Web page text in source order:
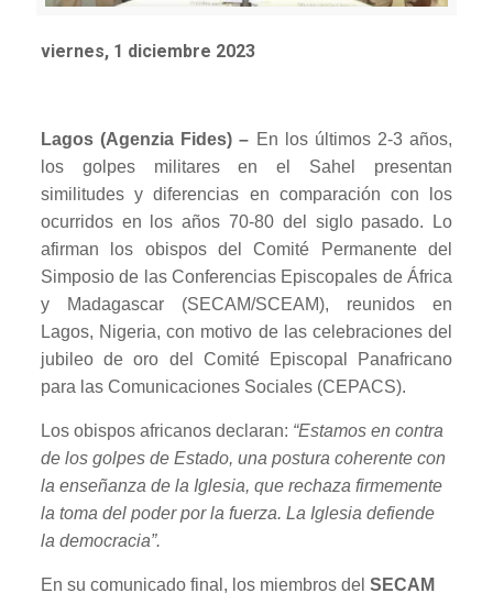
viernes, 1 diciembre 2023
Lagos (Agenzia Fides) – En los últimos 2-3 años,
los golpes militares en el Sahel presentan
similitudes y diferencias en comparación con los
ocurridos en los años 70-80 del siglo pasado. Lo
afirman los obispos del Comité Permanente del
Simposio de las Conferencias Episcopales de África
y Madagascar (SECAM/SCEAM), reunidos en
Lagos, Nigeria, con motivo de las celebraciones del
jubileo de oro del Comité Episcopal Panafricano
para las Comunicaciones Sociales (CEPACS).
Los obispos africanos declaran: “Estamos en contra
de los golpes de Estado, una postura coherente con
la enseñanza de la Iglesia, que rechaza firmemente
la toma del poder por la fuerza. La Iglesia defiende
la democracia”.
En su comunicado final, los miembros del SECAM